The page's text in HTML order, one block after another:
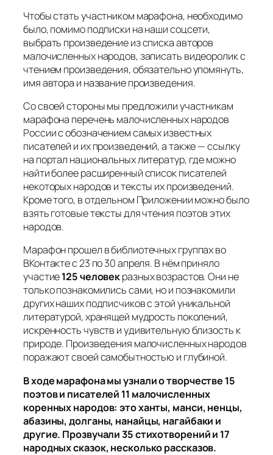
Чтобы стать участником марафона, необходимо
было, помимо подписки на наши соцсети,
выбрать произведение из списка авторов
малочисленных народов, записать видеоролик с
чтением произведения, обязательно упомянуть,
имя автора и название произведения.
Со своей стороны мы предложили участникам
марафона перечень малочисленных народов
России с обозначением самых известных
писателей и их произведений, а также — ссылку
на портал национальных литератур, где можно
найти более расширенный список писателей
некоторых народов и тексты их произведений.
Кроме того, в отдельном Приложении можно было
взять готовые тексты для чтения поэтов этих
народов.
Марафон прошел в библиотечных группах во
ВКонтакте с 23 по 30 апреля. В нём приняло
участие125 человекразных возрастов. Они не
только познакомились сами, но и познакомили
других наших подписчиков с этой уникальной
литературой, хранящей мудрость поколений,
искренность чувств и удивительную близость к
природе. Произведения малочисленных народов
поражают своей самобытностью и глубиной.
В ходе марафона мы узнали о творчестве 15
поэтов и писателей 11 малочисленных
коренных народов: это ханты, манси, ненцы,
абазины, долганы, нанайцы, нагайбаки и
другие. Прозвучали 35 стихотворений и 17
народных сказок, несколько рассказов.